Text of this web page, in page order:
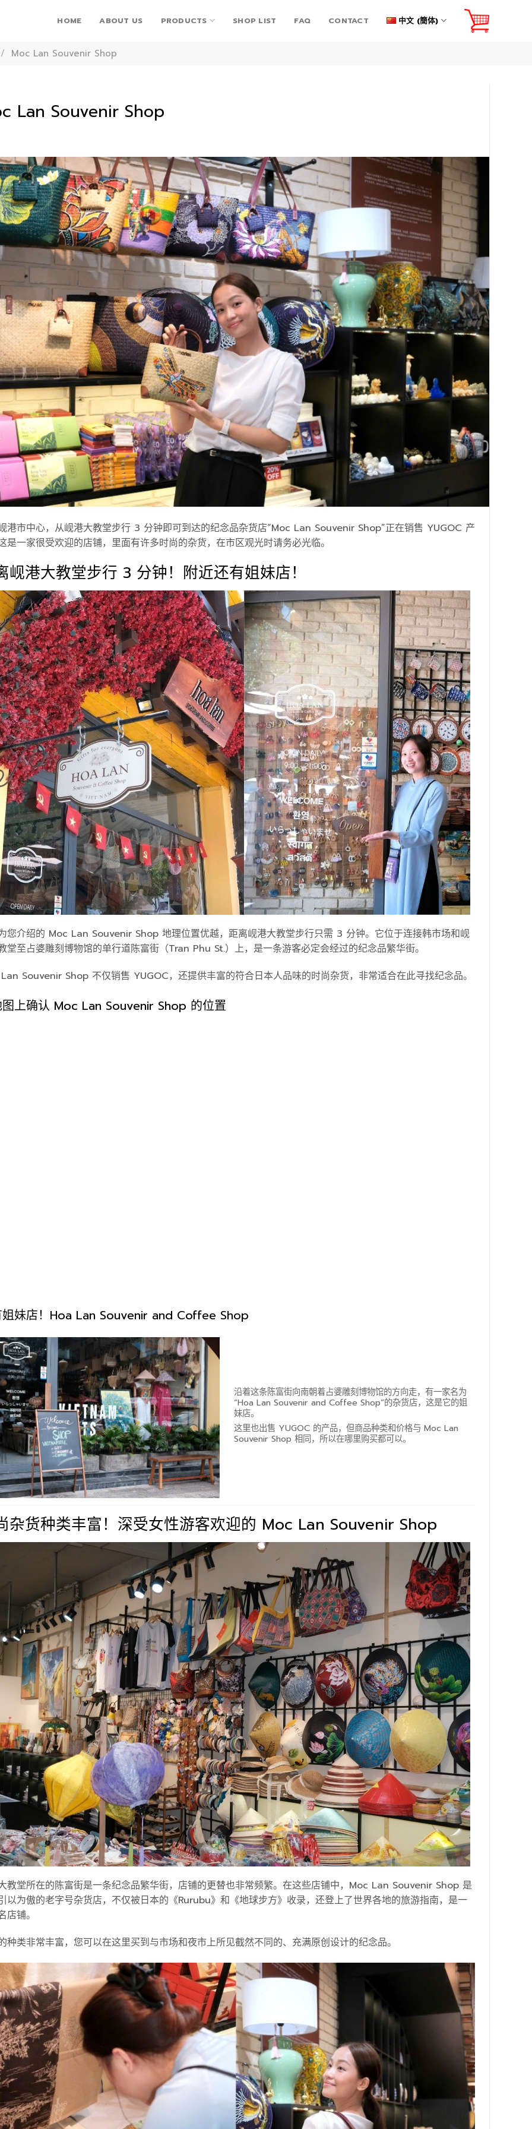
HOME ABOUT US PRODUCTS SHOP LIST FAQ CONTACT 中文 (簡体)
/ Moc Lan Souvenir Shop
Lan Souvenir Shop
港市中心，从岘港大教堂步行 3 分钟即可到达的纪念品杂货店“Moc Lan Souvenir Shop”正在销售 YUGOC 产
是一家很受欢迎的店铺，里面有许多时尚的杂货，在市区观光时请务必光临。
岘港大教堂步行 3 分钟！附近还有姐妹店！
您介绍的 Moc Lan Souvenir Shop 地理位置优越，距离岘港大教堂步行只需 3 分钟。它位于连接韩市场和岘
堂至占婆雕刻博物馆的单行道陈富街（Tran Phu St.）上，是一条游客必定会经过的纪念品繁华街。
Souvenir Shop 不仅销售 YUGOC，还提供丰富的符合日本人品味的时尚杂货，非常适合在此寻找纪念品。
上确认 Moc Lan Souvenir Shop 的位置
妹店！Hoa Lan Souvenir and Coffee Shop
沿着这条陈富街向南朝着占婆雕刻博物馆的方向走，有一家名为
“Hoa Lan Souvenir and Coffee Shop”的杂货店，这是它的姐
妹店。
这里也出售 YUGOC 的产品，但商品种类和价格与 Moc Lan
Souvenir Shop 相同，所以在哪里购买都可以。
杂货种类丰富！深受女性游客欢迎的 Moc Lan Souvenir Shop
教堂所在的陈富街是一条纪念品繁华街，店铺的更替也非常频繁。在这些店铺中，Moc Lan Souvenir Shop 是
以为傲的老字号杂货店，不仅被日本的《Rurubu》和《地球步方》收录，还登上了世界各地的旅游指南，是一
店铺。
种类非常丰富，您可以在这里买到与市场和夜市上所见截然不同的、充满原创设计的纪念品。